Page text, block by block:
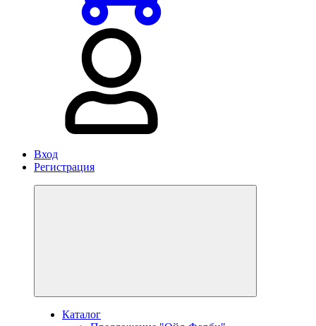
Вход
Регистрация
Каталог